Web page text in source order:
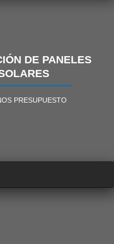
DE PANELES
PRESUPUESTO
SOLAR
COMPROMISO